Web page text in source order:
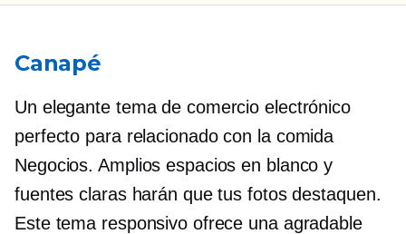
Canapé
Un elegante tema de comercio electrónico
perfecto para relacionado con la comida
Negocios. Amplios espacios en blanco y
fuentes claras harán que tus fotos destaquen.
Este tema responsivo ofrece una agradable